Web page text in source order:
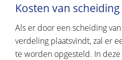
Kosten van
Als er door een scheiding
verdeling plaatsvindt, zal er
te worden opgesteld. In